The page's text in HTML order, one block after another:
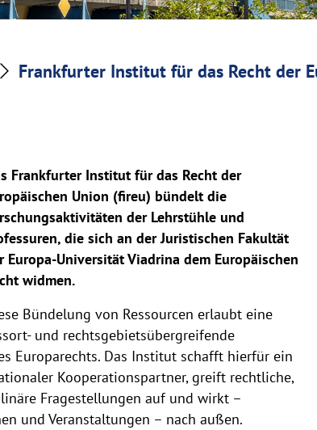
Frankfurter Institut für das Recht der
Frankfurter Institut für das Recht der
Union (fireu) bündelt die
der Lehrstühle und
die sich an der Juristischen Fakultät
Europa-Universität Viadrina dem Europäischen
widmen.
Bündelung von Ressourcen erlaubt eine
und rechtsgebietsübergreifende
Europarechts. Das Institut schafft hierfür ein
Kooperationspartner, greift rechtliche,
Fragestellungen auf und wirkt –
und Veranstaltungen – nach außen.